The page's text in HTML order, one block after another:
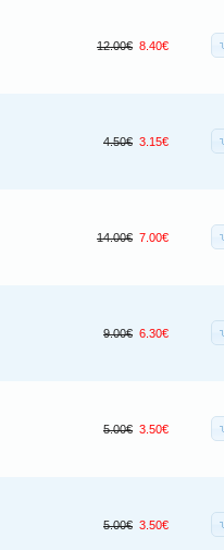
12.00€ 8.40€
4.50€ 3.15€
14.00€ 7.00€
9.00€ 6.30€
5.00€ 3.50€
5.00€ 3.50€